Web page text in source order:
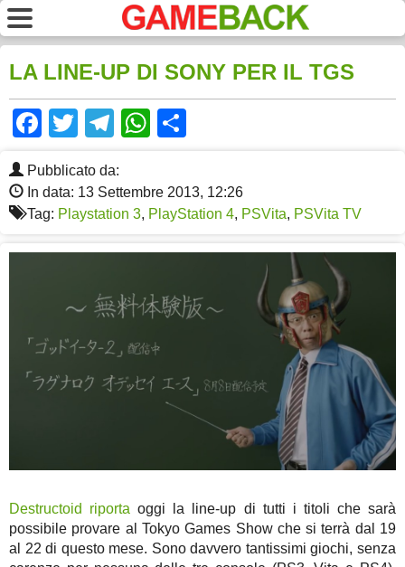
LA LINE-UP DI SONY PER IL TGS
Facebook
TwitterTelegram
WhatsApp
Pubblicato da:
In data: 13 Settembre 2013, 12:26
Tag: Playstation 3, PlayStation 4, PSVita, PSVita TV
Destructoid riporta oggi la line-up di tutti i titoli che sarà
possibile provare al Tokyo Games Show che si terrà dal 19
al 22 di questo mese. Sono davvero tantissimi giochi, senza